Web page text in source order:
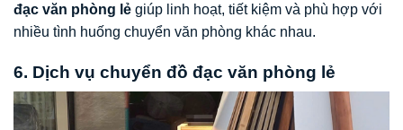
đạc văn phòng lẻ giúp linh hoạt, tiết kiệm và phù hợp với
nhiều tình huống chuyển văn phòng khác nhau.
6. Dịch vụ chuyển đồ đạc văn phòng lẻ